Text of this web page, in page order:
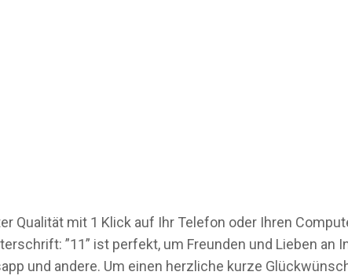
Qualität mit 1 Klick auf Ihr Telefon oder Ihren
”11” ist perfekt, um Freunden und Lieben an
und andere. Um einen herzliche kurze